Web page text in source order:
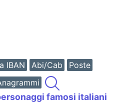
IBAN Abi/Cab
Poste
famosi italiani